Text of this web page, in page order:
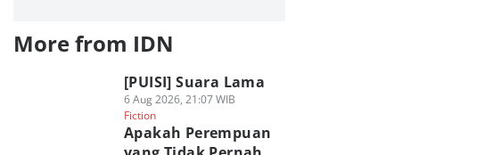
More from IDN
[PUISI] Suara Lama
6 Aug 2026, 21:07 WIB
Fiction
Apakah Perempuan